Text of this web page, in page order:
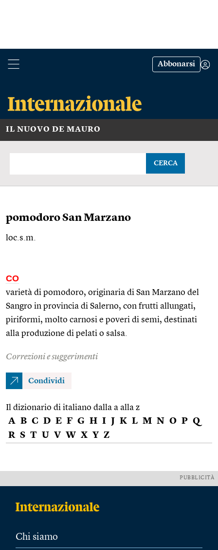
Abbonarsi
IL NUOVO DE MAURO
CERCA
pomodoro San Marzano
loc.s.m.
CO
varietà di pomodoro, originaria di San Marzano del
Sangro in provincia di Salerno, con frutti allungati,
piriformi, molto carnosi e poveri di semi, destinati
alla produzione di pelati o salsa.
Correzioni e suggerimenti
Condividi
Il dizionario di italiano dalla a alla z
A B C D E F G H I J K L M N O P Q
R S T U V W X Y Z
PUBBLICITÀ
Chi siamo